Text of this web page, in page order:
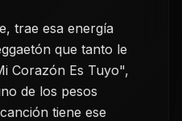
trae esa energía
que tanto le
Corazón Es Tuyo",
de los pesos
tiene ese